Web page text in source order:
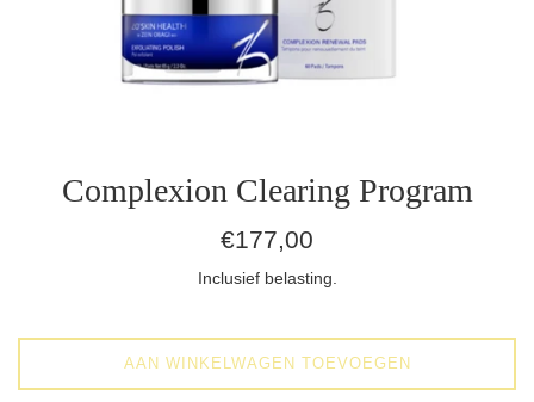
Complexion Clearing Program
Normale
€177,00
Inclusief belasting.
AAN WINKELWAGEN TOEVOEGEN